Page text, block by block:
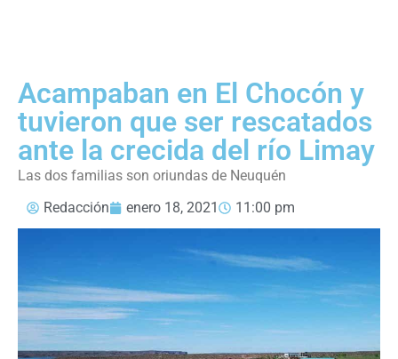
Acampaban en El Chocón y
tuvieron que ser rescatados
ante la crecida del río Limay
Las dos familias son oriundas de Neuquén
Redacción
enero 18, 2021 11:00 pm